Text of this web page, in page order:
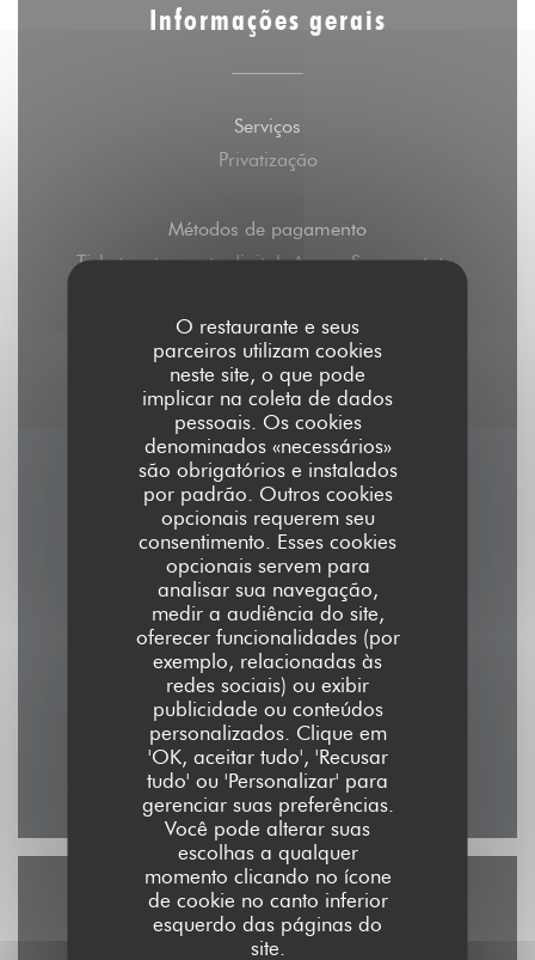
O restaurante e seus
parceiros utilizam cookies
neste site, o que pode
implicar na coleta de dados
pessoais. Os cookies
denominados «necessários»
são obrigatórios e instalados
por padrão. Outros cookies
opcionais requerem seu
consentimento. Esses cookies
opcionais servem para
analisar sua navegação,
medir a audiência do site,
oferecer funcionalidades (por
exemplo, relacionadas às
redes sociais) ou exibir
publicidade ou conteúdos
personalizados. Clique em
'OK, aceitar tudo', 'Recusar
tudo' ou 'Personalizar' para
gerenciar suas preferências.
Você pode alterar suas
escolhas a qualquer
momento clicando no ícone
de cookie no canto inferior
esquerdo das páginas do
site.
Informações gerais
Serviços
Privatização
Métodos de pagamento
Ticket restaurante digital, Amex, Sem contato,
Eurocard/Mastercard, Dinheiro, Visa, American
Express, Cartão Azul
Horário de abertura
Seg-Sab
12:00 - 15:00
19:00 - 23:00
Domingo
11:30 - 16:00
Acesso